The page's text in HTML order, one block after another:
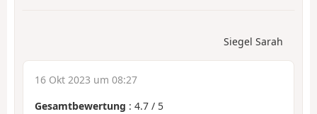
Siegel Sarah
16 Okt 2023 um 08:27
Gesamtbewertung : 4.7 / 5